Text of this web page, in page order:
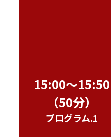
15:00～15:50
（50分）
プログラム.1